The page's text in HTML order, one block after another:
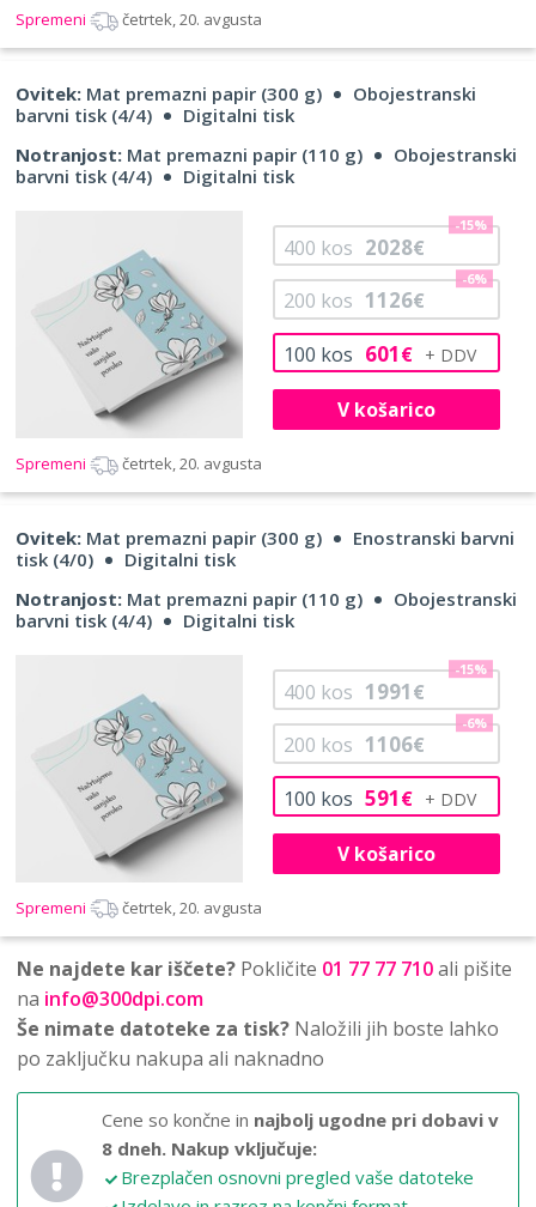
Spremeni četrtek, 20. avgusta
Ovitek: Mat premazni papir (300 g)
Obojestranski
barvni tisk (4/4)
Digitalni tisk
Notranjost: Mat premazni papir (110 g)
Obojestranski
barvni tisk (4/4)
Digitalni tisk
100 kos 601€
200 kos 1126€
-6%
400 kos 2028€
-15%
V košarico
Spremeni četrtek, 20. avgusta
Ovitek: Mat premazni papir (300 g)
Enostranski barvni
tisk (4/0)
Digitalni tisk
Notranjost: Mat premazni papir (110 g)
Obojestranski
barvni tisk (4/4)
Digitalni tisk
100 kos 591€
200 kos 1106€
-6%
400 kos 1991€
-15%
V košarico
Spremeni četrtek, 20. avgusta
Ne najdete kar iščete? Pokličite 01 77 77 710ali pišite
na info@300dpi.com
Še nimate datoteke za tisk? Naložili jih boste lahko
po zaključku nakupa ali naknadno
Cene so končne in najbolj ugodne pri dobavi v
8 dneh. Nakup vključuje:
Brezplačen osnovni pregled vaše datoteke